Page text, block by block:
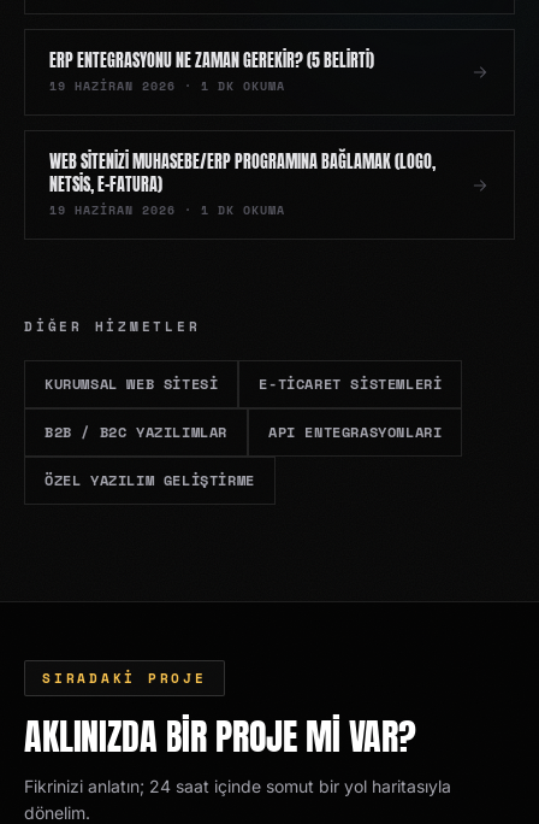
ERP ENTEGRASYONU NE ZAMAN GEREKIR? (5 BELIRTI)
19 HAZIRAN 2026 · 1 DK OKUMA
WEB SITENIZI MUHASEBE/ERP PROGRAMINA BAĞLAMAK (LOGO,
NETSIS, E-FATURA)
19 HAZIRAN 2026 · 1 DK OKUMA
DIĞER HIZMETLER
KURUMSAL WEB SITESI E-TICARET SISTEMLERI
B2B / B2C YAZILIMLAR API ENTEGRASYONLARI
ÖZEL YAZILIM GELIŞTIRME
SIRADAKI PROJE
AKLINIZDA BIR PROJE MI VAR?
Fikrinizi anlatın; 24 saat içinde somut bir yol haritasıyla
dönelim.